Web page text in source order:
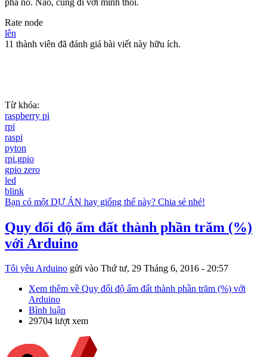
Rate node
lên
11 thành viên đã đánh giá bài viết này hữu ích.
Từ khóa:
raspberry pi
rpi
raspi
pyton
rpi.gpio
gpio zero
led
blink
Bạn có một DỰ ÁN hay giống thế này? Chia sẻ nhé!
Quy đổi độ ẩm đất thành phần trăm (%)
với Arduino
Tôi yêu Arduino gửi vào Thứ tư, 29 Tháng 6, 2016 - 20:57
Xem thêm về Quy đổi độ ẩm đất thành phần trăm (%) với
Arduino
Bình luận
29704 lượt xem